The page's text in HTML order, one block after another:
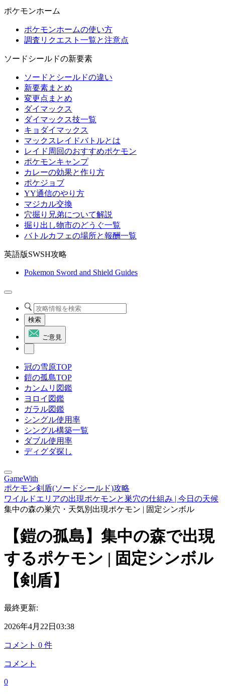
ポケモンホーム
ポケモンホームの使い方
調査リクエスト一覧と注意点
ソードシールドの新要素
ソードとシールドの違い
新要素まとめ
変更点まとめ
ダイマックス
ダイマックス技一覧
キョダイマックス
マックスレイドバトルとは
レイド周回のおすすめポケモン
ポケモンキャンプ
カレーの効果と作り方
ポケジョブ
YY通信のやり方
マジカル交換
穴掘り兄弟について解説
掘り出し物市のどうぐ一覧
バトルカフェの場所と報酬一覧
英語版SWSH攻略
Pokemon Sword and Shield Guides
検索
ご意見
冠の雪原TOP
鎧の孤島TOP
カンムリ図鑑
ヨロイ図鑑
ガラル図鑑
シングル使用率
シングル構築一覧
ダブル使用率
ディグダ探し
GameWith
ポケモン剣盾(ソードシールド)攻略
ワイルドエリアの出現ポケモンと巣穴の仕組み | 今日の天候
集中の森の巣穴・天気別出現ポケモン | 固定シンボル
【鎧の孤島】集中の森で出現
するポケモン | 固定シンボル
【剣盾】
最終更新:
2026年4月22日03:38
コメント 0 件
コメント
0